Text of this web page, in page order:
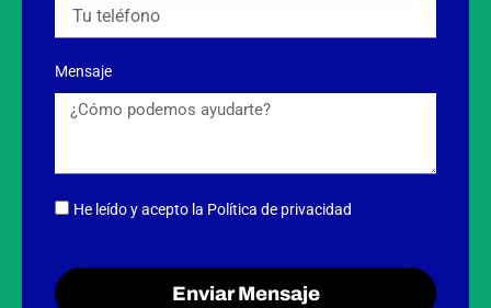
Mensaje
He leído y acepto la Política de privacidad
Enviar Mensaje